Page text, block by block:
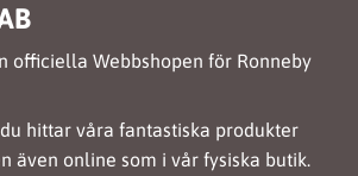
officiella Webbshopen för Ronneby
hittar våra fantastiska produkter
även online som i vår fysiska butik.